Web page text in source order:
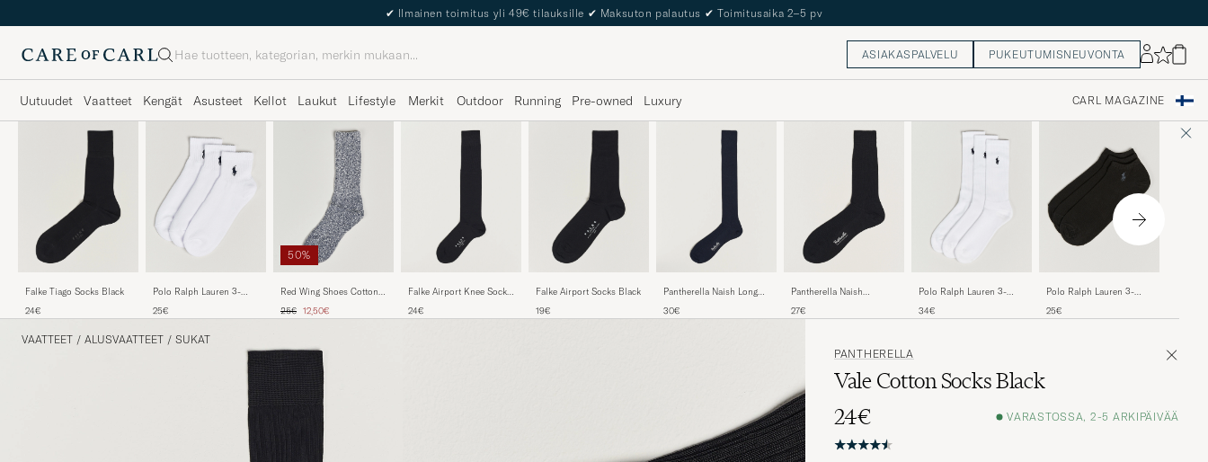
The Care of Carl Passport
Haku ASIAKASPALVELU PUKEUTUMISNEUVONTA
Uutuudet Vaatteet Kengät Asusteet Kellot Laukut Lifestyle Merkit Outdoor Running Pre-owned Luxury CARL MAGAZINE
Falke Tiago Socks Black
24€
Polo Ralph Lauren 3-
White
25€
50%
Red Wing Shoes Cotton
Tavallinen hinta
25€ Alennettu hinta
12,50€
Falke Airport Knee Socks
24€
Falke Airport Socks Black
19€
Pantherella Naish Long
30€
Pantherella Naish
27€
Polo Ralph Lauren 3-
34€
Polo Ralph Lauren 3-
25€
VAATTEET / ALUSVAATTEET / SUKAT
PANTHERELLA
Vale Cotton Socks Black
24€
VARASTOSSA, 2-5 ARKIPÄIVÄÄ